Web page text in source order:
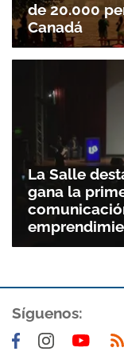
de 20.000
Canadá
La Salle
gana la
Síguenos: